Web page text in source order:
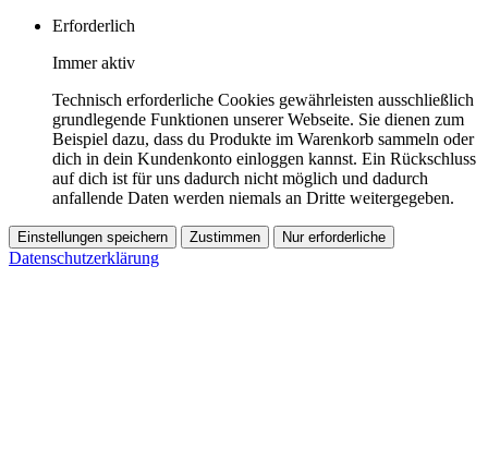
Erforderlich
Immer aktiv
Technisch erforderliche Cookies gewährleisten ausschließlich
grundlegende Funktionen unserer Webseite. Sie dienen zum
Beispiel dazu, dass du Produkte im Warenkorb sammeln oder
dich in dein Kundenkonto einloggen kannst. Ein Rückschluss
auf dich ist für uns dadurch nicht möglich und dadurch
anfallende Daten werden niemals an Dritte weitergegeben.
Einstellungen speichern Zustimmen Nur erforderliche
Datenschutzerklärung